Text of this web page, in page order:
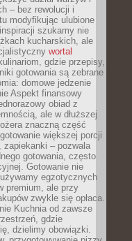
– bez rewolucji i
modyfikując ulubione
szukamy nie
kucharskich, ale
wortal
gdzie przepisy,
gotowania są zebrane
domowe jedzenie
Aspekt finansowy
obiad z
ale w dłuższej
znaczną część
większej porcji
zapiekanki – pozwala
gotowania, często
Gotowanie nie
egzotycznych
premium, ale przy
zwykle się opłaca.
Kuchnia od zawsze
gdzie
dzielimy obowiązki.